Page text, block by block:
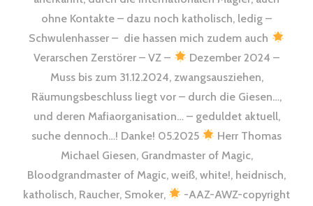
ohne Kontakte – dazu noch katholisch, ledig –
Schwulenhasser – die hassen mich zudem auch
Verarschen Zerstörer – VZ –
Dezember 2024 –
Muss bis zum 31.12.2024, zwangsausziehen,
Räumungsbeschluss liegt vor – durch die Giesen…,
und deren Mafiaorganisation… – geduldet aktuell,
suche dennoch…! Danke! 05.2025
Herr Thomas
Michael Giesen, Grandmaster of Magic,
Bloodgrandmaster of Magic, weiß, white!, heidnisch,
katholisch, Raucher, Smoker,
-AAZ-AWZ-copyright